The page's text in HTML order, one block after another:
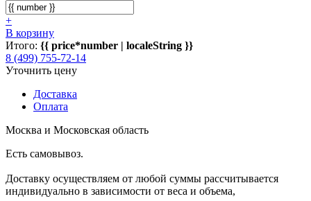
+
В корзину
Итого: {{ price*number | localeString }}
8 (499) 755-72-14
Уточнить цену
Доставка
Оплата
Москва и Московская область
Есть самовывоз.
Доставку осуществляем от любой суммы рассчитывается
индивидуально в зависимости от веса и объема,